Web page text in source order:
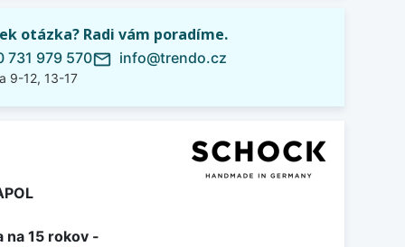
otázka? Radi vám poradíme.
731 979 570
9-12, 13-17
mail_outline info@trendo.cz
na 15 rokov -